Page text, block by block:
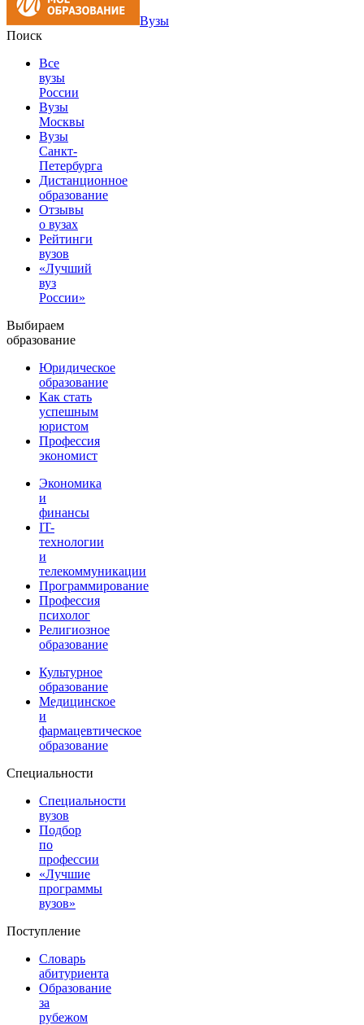
Вузы
Поиск
Все
вузы
России
Вузы
Москвы
Вузы
Санкт-
Петербурга
Дистанционное
образование
Отзывы
о вузах
Рейтинги
вузов
«Лучший
вуз
России»
Выбираем
образование
Юридическое
образование
Как стать
успешным
юристом
Профессия
экономист
Экономика
и
финансы
IT-
технологии
и
телекоммуникации
Программирование
Профессия
психолог
Религиозное
образование
Культурное
образование
Медицинское
и
фармацевтическое
образование
Специальности
Специальности
вузов
Подбор
по
профессии
«Лучшие
программы
вузов»
Поступление
Словарь
абитуриента
Образование
за
рубежом